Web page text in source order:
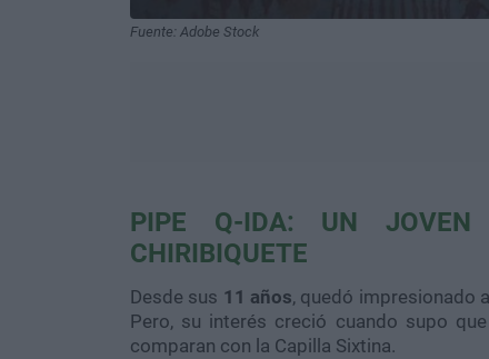
Fuente: Adobe Stock
PIPE Q-IDA: UN JOVEN
CHIRIBIQUETE
Desde sus 11 años, quedó impresionado
Pero, su interés creció cuando supo
comparan con la Capilla Sixtina.